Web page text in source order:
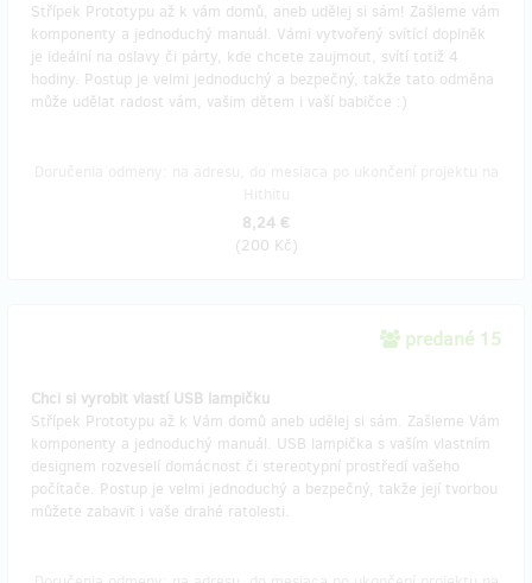
Střípek Prototypu až k vám domů, aneb udělej si sám! Zašleme vám
komponenty a jednoduchý manuál. Vámi vytvořený svítící doplněk
je ideální na oslavy či párty, kde chcete zaujmout, svítí totiž 4
hodiny. Postup je velmi jednoduchý a bezpečný, takže tato odměna
může udělat radost vám, vašim dětem i vaší babičce :)
8,24 €
(200 Kč)
predané 15
Chci si vyrobit vlastí USB lampičku
Střípek Prototypu až k Vám domů aneb udělej si sám. Zašleme Vám
komponenty a jednoduchý manuál. USB lampička s vaším vlastním
designem rozveselí domácnost či stereotypní prostředí vašeho
počítače. Postup je velmi jednoduchý a bezpečný, takže její tvorbou
můžete zabavit i vaše drahé ratolesti.